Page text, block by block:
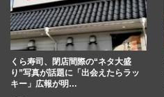
くら寿司、閉店間際の“ネタ大盛
り”写真が話題に「出会えたらラッ
キー」広報が明…